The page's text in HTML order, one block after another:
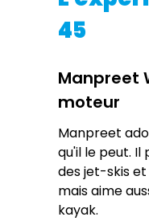
45
Manpreet
moteur
Manpreet
qu'il le peut.
des jet-skis
mais aime
kayak.